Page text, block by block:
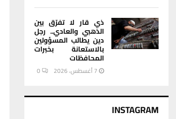
ذي قار لا تفرّق بين
الذهبي والعادي.. رجل
دين يطالب المسؤولين
بالاستعانة بخبرات
المحافظات
7 أغسطس، 2026 0
INSTAGRAM